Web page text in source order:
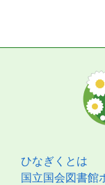
ひなぎくとは
国立国会図書館